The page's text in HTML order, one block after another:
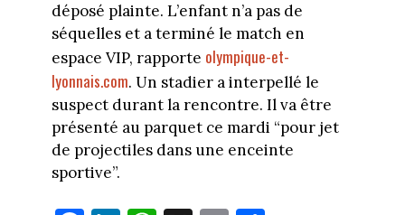
déposé plainte. L’enfant n’a pas de
séquelles et a terminé le match en
espace VIP, rapporte olympique-et-
lyonnais.com. Un stadier a interpellé le
suspect durant la rencontre. Il va être
présenté au parquet ce mardi “pour jet
de projectiles dans une enceinte
sportive”.